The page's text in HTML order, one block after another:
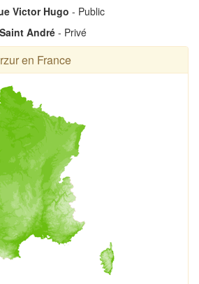
Victor Hugo - Public
André - Privé
en France